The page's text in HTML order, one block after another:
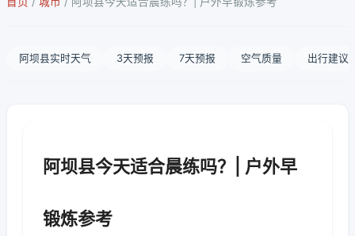
阿坝县实时天气 3天预报 7天预报 空气质量 出行建议
阿坝县今天适合晨练吗？| 户外早
锻炼参考